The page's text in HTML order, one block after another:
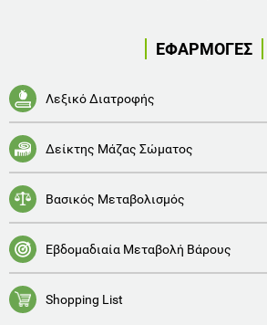
ΕΦΑΡΜΟΓΕΣ
Λεξικό Διατροφής
Δείκτης Μάζας Σώματος
Βασικός Μεταβολισμός
Εβδομαδιαία Μεταβολή Βάρους
Shopping List